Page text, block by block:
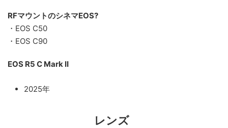
RFマウントのシネマEOS?
・EOS C50
・EOS C90
EOS R5 C Mark II
2025年
レンズ